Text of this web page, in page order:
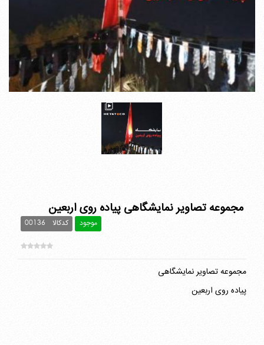
مجموعه تصاویر نمایشگاهی پیاده روی اربعین
موجود کدکالا 00136
مجموعه تصاویر نمایشگاهی
پیاده روی اربعین